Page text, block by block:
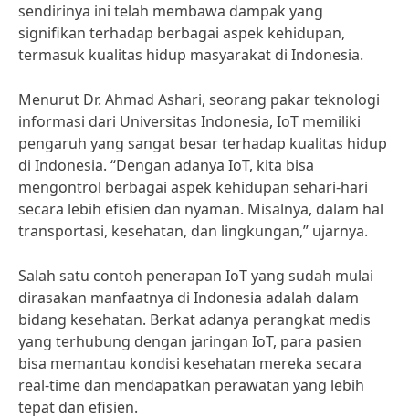
sendirinya ini telah membawa dampak yang
signifikan terhadap berbagai aspek kehidupan,
termasuk kualitas hidup masyarakat di Indonesia.
Menurut Dr. Ahmad Ashari, seorang pakar teknologi
informasi dari Universitas Indonesia, IoT memiliki
pengaruh yang sangat besar terhadap kualitas hidup
di Indonesia. “Dengan adanya IoT, kita bisa
mengontrol berbagai aspek kehidupan sehari-hari
secara lebih efisien dan nyaman. Misalnya, dalam hal
transportasi, kesehatan, dan lingkungan,” ujarnya.
Salah satu contoh penerapan IoT yang sudah mulai
dirasakan manfaatnya di Indonesia adalah dalam
bidang kesehatan. Berkat adanya perangkat medis
yang terhubung dengan jaringan IoT, para pasien
bisa memantau kondisi kesehatan mereka secara
real-time dan mendapatkan perawatan yang lebih
tepat dan efisien.